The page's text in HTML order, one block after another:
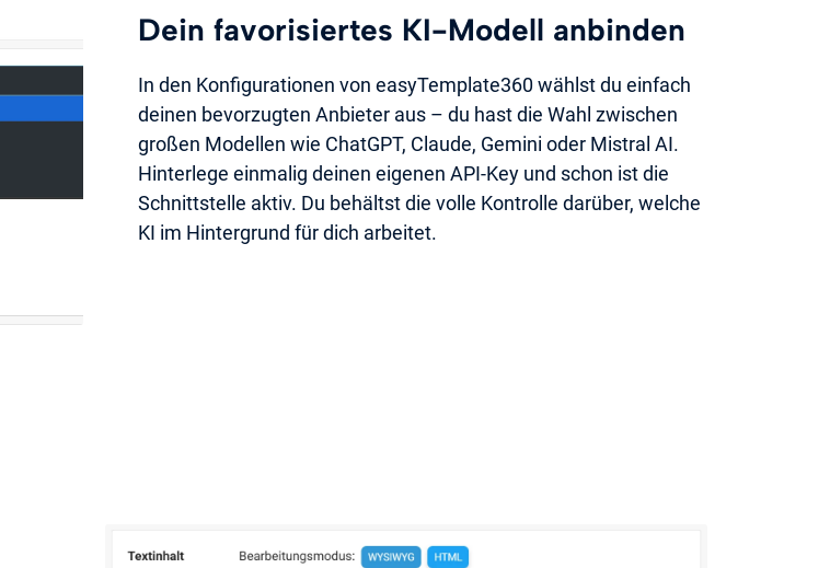
Dein favorisiertes KI-Modell anbinden
In den Konfigurationen von easyTemplate360 wählst du einfach
deinen bevorzugten Anbieter aus – du hast die Wahl zwischen
großen Modellen wie ChatGPT, Claude, Gemini oder Mistral AI.
Hinterlege einmalig deinen eigenen API-Key und schon ist die
Schnittstelle aktiv. Du behältst die volle Kontrolle darüber, welche
KI im Hintergrund für dich arbeitet.